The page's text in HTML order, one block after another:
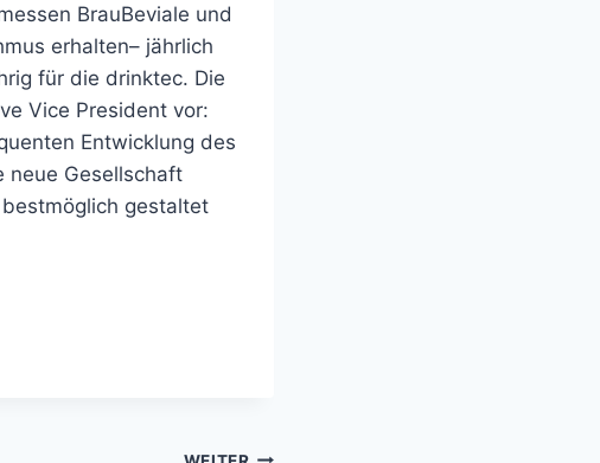
BrauBeviale und
erhalten– jährlich
für die drinktec. Die
Vice President vor:
Entwicklung des
neue Gesellschaft
gestaltet